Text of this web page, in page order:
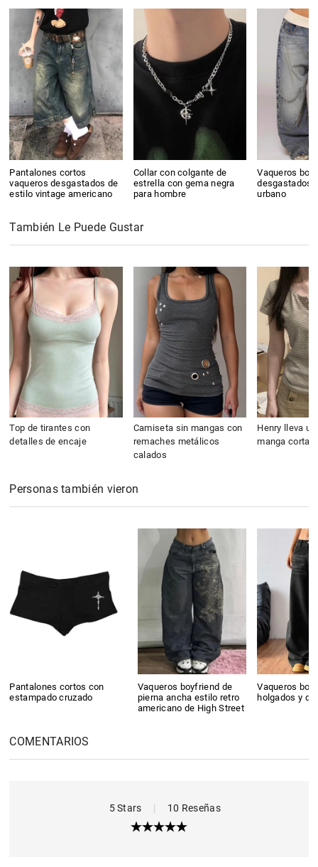
Pantalones cortos
vaqueros desgastados de
estilo vintage americano
Collar con colgante de
estrella con gema negra
para hombre
Vaqueros
desgastados
urbano
También Le Puede Gustar
Top de tirantes con
detalles de encaje
Camiseta sin mangas con
remaches metálicos
calados
Henry lleva
manga corta
Personas también vieron
Pantalones cortos con
estampado cruzado
Vaqueros boyfriend de
pierna ancha estilo retro
americano de High Street
Vaqueros
holgados y
COMENTARIOS
5 Stars | 10 Reseñas